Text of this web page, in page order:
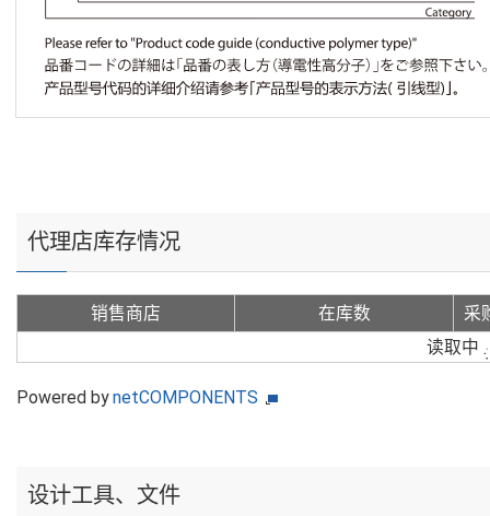
代理店库存情况
销售商店 在库数
采
读取中
Powered bynetCOMPONENTS
设计工具、文件